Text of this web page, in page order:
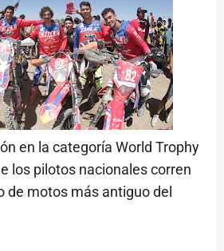
en la categoría World Trophy
los pilotos nacionales corren
de motos más antiguo del